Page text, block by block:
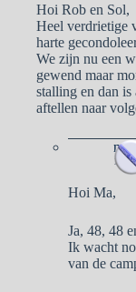
Hoi Rob en Sol,
Heel verdrietige
harte
We zijn nu een
gewend maar
stalling en dan
aftellen naar
16
Hoi Ma,
Ja, 48, 48
Ik wacht
van de